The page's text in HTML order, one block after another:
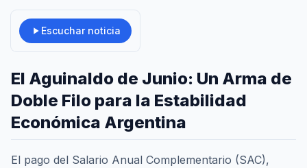
Escuchar noticia
El Aguinaldo de Junio: Un Arma de
Doble Filo para la Estabilidad
Económica Argentina
El pago del Salario Anual Complementario (SAC),